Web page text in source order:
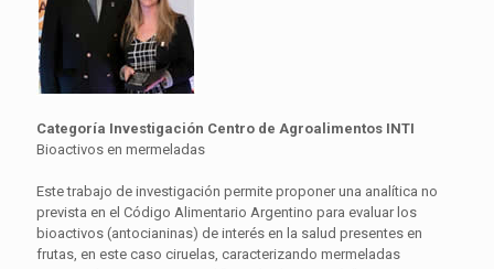
Categoría Investigación Centro de Agroalimentos INTI
Bioactivos en mermeladas
Este trabajo de investigación permite proponer una analítica no
prevista en el Código Alimentario Argentino para evaluar los
bioactivos (antocianinas) de interés en la salud presentes en
frutas, en este caso ciruelas, caracterizando mermeladas